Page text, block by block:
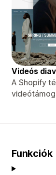
Videós
A Shopify
Funkciók